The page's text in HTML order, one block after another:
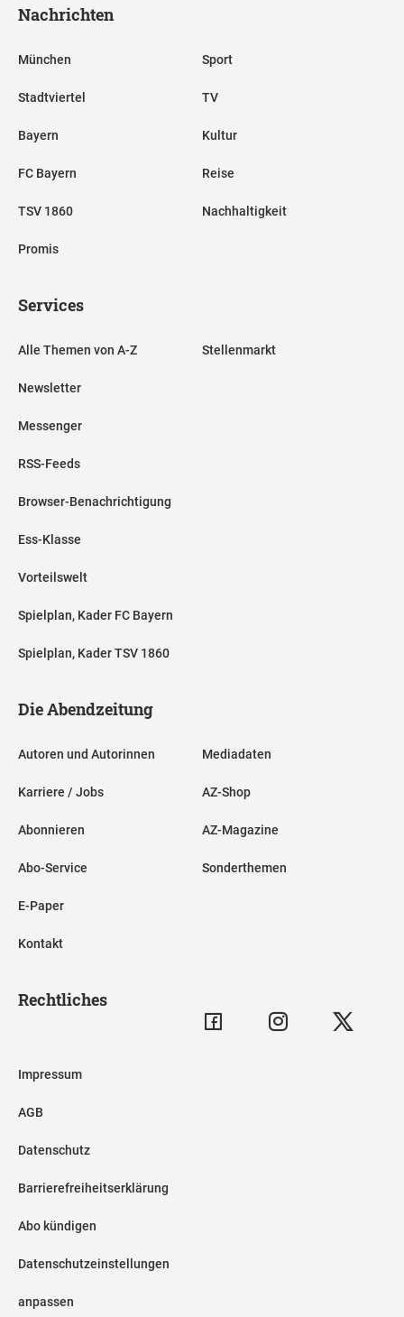
Nachrichten
München
Stadtviertel
Bayern
FC Bayern
TSV 1860
Promis
Sport
TV
Kultur
Reise
Nachhaltigkeit
Services
Alle Themen von A-Z
Newsletter
Messenger
RSS-Feeds
Browser-Benachrichtigung
Ess-Klasse
Vorteilswelt
Spielplan, Kader FC Bayern
Spielplan, Kader TSV 1860
Stellenmarkt
Die Abendzeitung
Autoren und Autorinnen
Karriere / Jobs
Abonnieren
Abo-Service
E-Paper
Kontakt
Mediadaten
AZ-Shop
AZ-Magazine
Sonderthemen
Rechtliches
Impressum
AGB
Datenschutz
Barrierefreiheitserklärung
Abo kündigen
Datenschutzeinstellungen
anpassen